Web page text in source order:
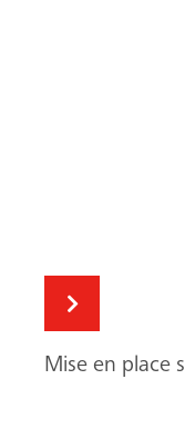
Mise en place